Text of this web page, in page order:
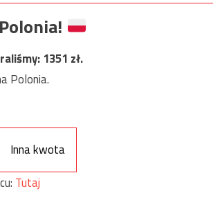
1351 zł.
Polonia.
Inna kwota
Tutaj